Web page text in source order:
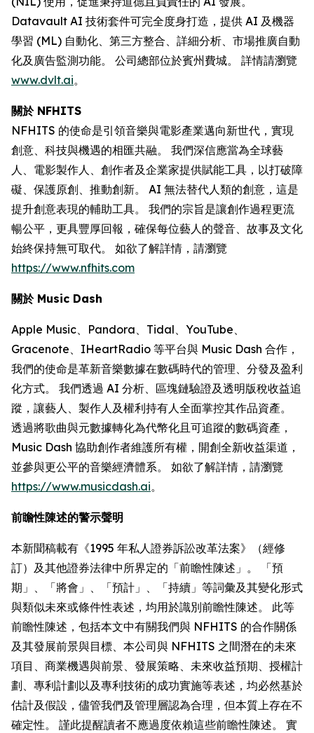
Datavault AI 技術套件可完全度身打造，提供 AI 及機器
學習 (ML) 自動化、第三方整合、詳細分析、市場推廣自動
化及廣告監測功能。 公司總部位於賓州費城。 詳情請瀏覽
www.dvlt.ai。
關於 NFHITS
NFHITS 的使命是引領音樂與電影產業邁向新世代，實現
創意、科技與機遇的相匯共融。 我們深信應當為全球藝
人、電影製作人、創作者及企業家提供賦能工具，以打破障
礙、保護原創、推動創新。 AI 無法替代人類的創意，這是
提升創意表現的輔助工具。 我們的宗旨是讓創作過程更流
暢公平，更具豐厚回報，確保每位藝人的聲音、故事及文化
始終保持無可取代。 如欲了解詳情，請瀏覽
https://www.nfhits.com
關於 Music Dash
Apple Music、Pandora、Tidal、YouTube、
Gracenote、IHeartRadio 等平台與 Music Dash 合作，
我們的使命是革新音樂數據在數碼時代的管理、分發及盈利
化方式。 我們透過 AI 分析、區塊鏈驗證及透明版稅收益追
蹤，讓藝人、製作人及權利持有人全面掌控其作品資產。
透過將歌曲與元數據轉化為代幣化且可追蹤的數碼資產，
Music Dash 協助創作者維護所有權，開創全新收益渠道，
並參與更公平的音樂經濟體系。 如欲了解詳情，請瀏覽
https://www.musicdash.ai。
前瞻性陳述的警示聲明
本新聞稿載有《1995 年私人證券訴訟改革法案》（經修
訂）及其他證券法律中所界定的「前瞻性陳述」。 「預
期」、「將會」、「預計」、「持續」等詞彙及其變化形式
與類似未來或條件性表述，均用於識別前瞻性陳述。 此等
前瞻性陳述，包括本文中有關我們與 NFHITS 的合作關係
及其發展前景與目標、本公司與 NFHITS 之間潛在的未來
項目、商業機遇與前景、發展策略、未來收益預期、授權計
劃、專利計劃以及專利技術的成功實施等表述，均必然基於
估計及假設，儘管我們及管理層認為合理，但本質上存在不
確定性。 謹此提醒讀者不應過度依賴這些前瞻性陳述。 實